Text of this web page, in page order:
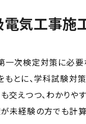
電気工事施
一次検定対策に必要
もとに、学科試験対
交えつつ、わかりや
未経験の方でも計算